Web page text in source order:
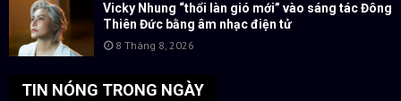
Vicky Nhung “thổi làn gió mới” vào sáng tác Đông
Thiên Đức bằng âm nhạc điện tử
8 Tháng 8, 2026
TIN NÓNG TRONG NGÀY